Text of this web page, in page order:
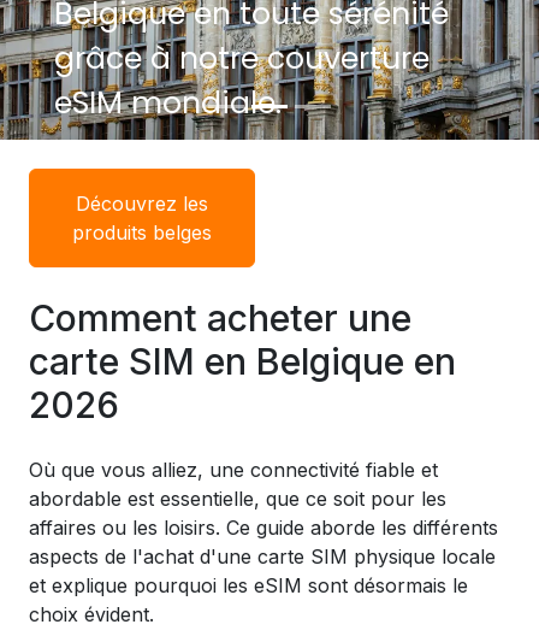
Belgique en toute sérénité
grâce à notre couverture
eSIM mondiale.
Belgique en toute sérénité
grâce à notre couverture
eSIM mondiale.
Découvrez les
produits belges
Comment acheter une
carte SIM en Belgique en
2026
Où que vous alliez, une connectivité fiable et
abordable est essentielle, que ce soit pour les
affaires ou les loisirs. Ce guide aborde les différents
aspects de l'achat d'une carte SIM physique locale
et explique pourquoi les eSIM sont désormais le
choix évident.